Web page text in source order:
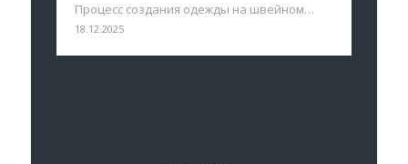
Процесс создания одежды на швейном…
18.12.2025